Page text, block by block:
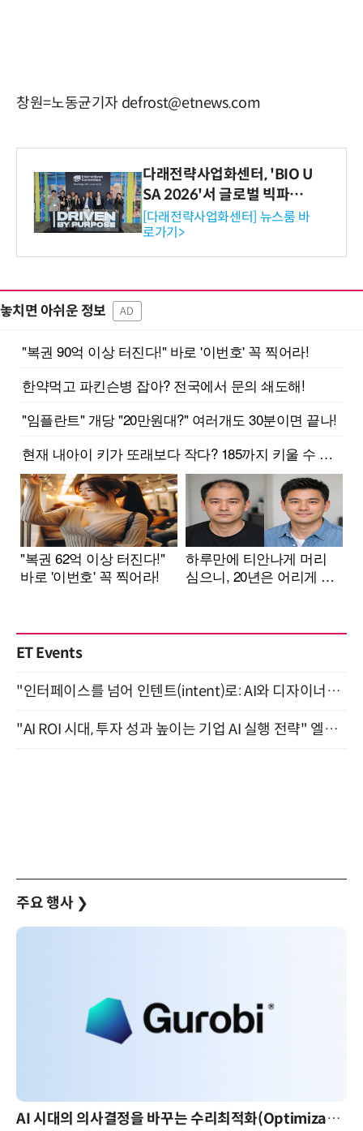
창원=노동균기자 defrost@etnews.com
다래전략사업화센터, 'BIO U
SA 2026'서 글로벌 빅파마
와의 비즈니스 미팅 지원…K
-바이오 해외 진출 교두보 확
보
[다래전략사업화센터] 뉴스룸 바
로가기>
놓치면 아쉬운 정보 AD
ET Events
"인터페이스를 넘어 인텐트(intent)로: AI와 디자이너가 함께 만드는 공존의 UX" 강남역 (9/2)
"AI ROI 시대, 투자 성과 높이는 기업 AI 실행 전략" 엘타워 6층 (9월 18일)
주요 행사 ❯
AI 시대의 의사결정을 바꾸는 수리최적화(Optimization): 실제 산업 적용 사례와 활용 전략